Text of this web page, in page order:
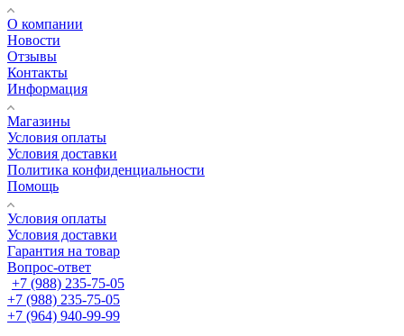
О компании
Новости
Отзывы
Контакты
Информация
Магазины
Условия оплаты
Условия доставки
Политика конфиденциальности
Помощь
Условия оплаты
Условия доставки
Гарантия на товар
Вопрос-ответ
+7 (988) 235-75-05
+7 (988) 235-75-05
+7 (964) 940-99-99